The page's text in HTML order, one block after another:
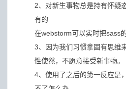
2、对新生事物总是持有怀疑
有的
在webstorm可以实时把sass
3、因为我们习惯拿固有思维
性使然，不愿意接受新事物。
4、使用了之后的第一反应是